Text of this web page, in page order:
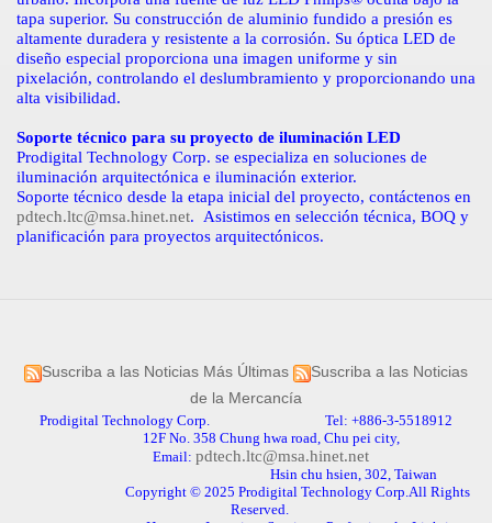
tapa superior. Su construcción de aluminio fundido a presión es
altamente duradera y resistente a la corrosión. Su óptica LED de
diseño especial proporciona una imagen uniforme y sin
pixelación, controlando el deslumbramiento y proporcionando una
alta visibilidad.
Soporte técnico para su proyecto de iluminación LED
Prodigital Technology Corp. se especializa en soluciones de
iluminación arquitectónica e iluminación exterior.
Soporte técnico desde la etapa inicial del proyecto, contáctenos en
pdtech.ltc@msa.hinet.net. Asistimos en selección técnica, BOQ y
planificación para proyectos arquitectónicos.
Suscriba a las Noticias Más Últimas
Suscriba a las Noticias
de la Mercancía
Prodigital Technology Corp. Tel: +886-3-5518912
12F No. 358 Chung hwa road, Chu pei city,
Email: pdtech.ltc@msa.hinet.net
Hsin chu hsien, 302, Taiwan
Copyright © 2025 Prodigital Technology Corp.All Rights
Reserved.